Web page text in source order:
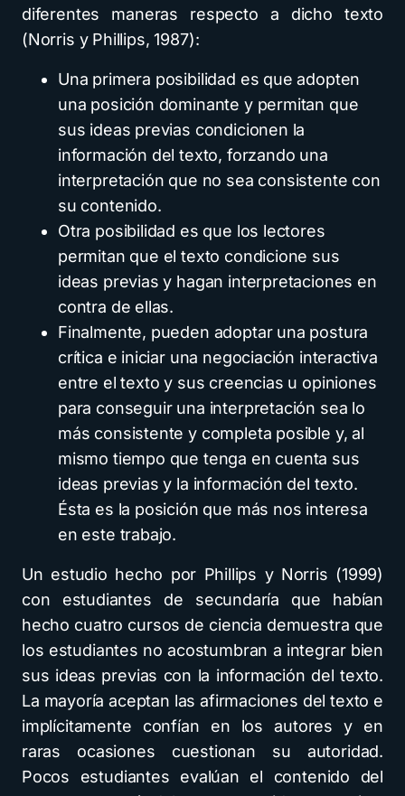
diferentes maneras respecto a dicho texto
(Norris y Phillips, 1987):
Una primera posibilidad es que adopten
una posición dominante y permitan que
sus ideas previas condicionen la
información del texto, forzando una
interpretación que no sea consistente con
su contenido.
Otra posibilidad es que los lectores
permitan que el texto condicione sus
ideas previas y hagan interpretaciones en
contra de ellas.
Finalmente, pueden adoptar una postura
crítica e iniciar una negociación interactiva
entre el texto y sus creencias u opiniones
para conseguir una interpretación sea lo
más consistente y completa posible y, al
mismo tiempo que tenga en cuenta sus
ideas previas y la información del texto.
Ésta es la posición que más nos interesa
en este trabajo.
Un estudio hecho por Phillips y Norris (1999)
con estudiantes de secundaría que habían
hecho cuatro cursos de ciencia demuestra que
los estudiantes no acostumbran a integrar bien
sus ideas previas con la información del texto.
La mayoría aceptan las afirmaciones del texto e
implícitamente confían en los autores y en
raras ocasiones cuestionan su autoridad.
Pocos estudiantes evalúan el contenido del